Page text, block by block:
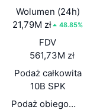
Wolumen (24h)
21,79M zł
48.85%
FDV
561,73M zł
Podaż całkowita
10B SPK
Podaż obiegowa